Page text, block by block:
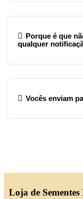
Porque é que
qualquer
Vocês enviam
Loja de Sementes